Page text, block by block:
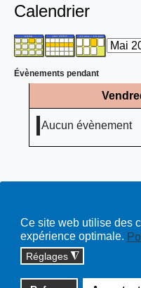
Ce site web utilise des
expérience optimale.
Réglages ◮
Calendrier
Évènements pendant
Aucun évènement
Copyright © 2026